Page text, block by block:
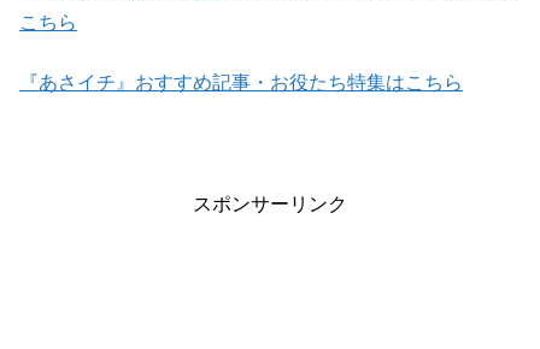
こちら
『あさイチ』おすすめ記事・お役たち特集はこちら
スポンサーリンク